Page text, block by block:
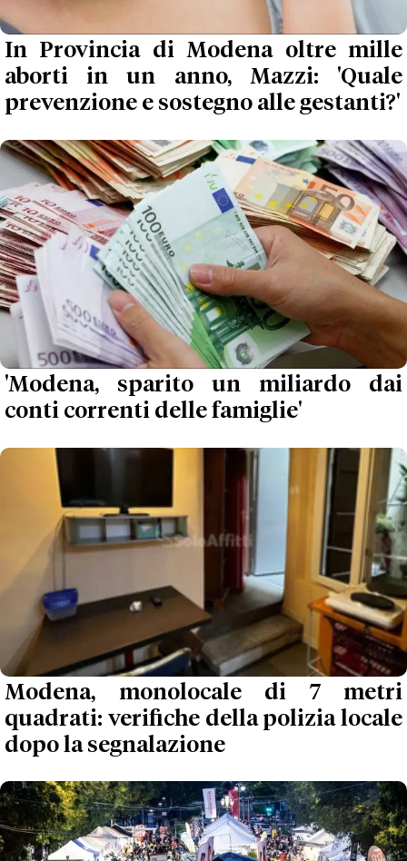
In Provincia di Modena oltre mille
aborti in un anno, Mazzi: 'Quale
prevenzione e sostegno alle gestanti?'
'Modena, sparito un miliardo dai
conti correnti delle famiglie'
Modena, monolocale di 7 metri
quadrati: verifiche della polizia locale
dopo la segnalazione